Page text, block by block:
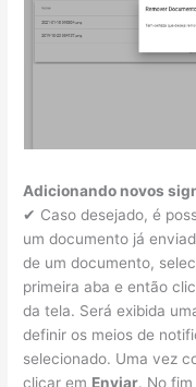
Adicionando novos
✔ Caso desejado, é
um documento já
de um documento,
primeira aba e então
da tela. Será exibida
definir os meios de
selecionado. Uma vez
clicar em Enviar. No